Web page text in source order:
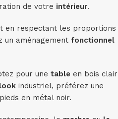
de votre intérieur.
en respectant les proportions
un aménagement fonctionnel
pour une table en bois clair
look industriel, préférez une
en métal noir.